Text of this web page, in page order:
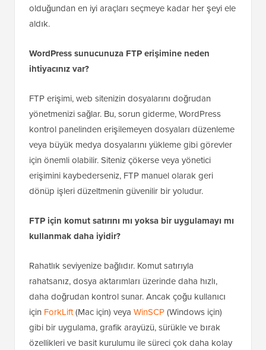
olduğundan en iyi araçları seçmeye kadar her şeyi ele
aldık.
WordPress sunucunuza FTP erişimine neden
ihtiyacınız var?
FTP erişimi, web sitenizin dosyalarını doğrudan
yönetmenizi sağlar. Bu, sorun giderme, WordPress
kontrol panelinden erişilemeyen dosyaları düzenleme
veya büyük medya dosyalarını yükleme gibi görevler
için önemli olabilir. Siteniz çökerse veya yönetici
erişimini kaybederseniz, FTP manuel olarak geri
dönüp işleri düzeltmenin güvenilir bir yoludur.
FTP için komut satırını mı yoksa bir uygulamayı mı
kullanmak daha iyidir?
Rahatlık seviyenize bağlıdır. Komut satırıyla
rahatsanız, dosya aktarımları üzerinde daha hızlı,
daha doğrudan kontrol sunar. Ancak çoğu kullanıcı
için ForkLift(Mac için) veya WinSCP(Windows için)
gibi bir uygulama, grafik arayüzü, sürükle ve bırak
özellikleri ve basit kurulumu ile süreci çok daha kolay